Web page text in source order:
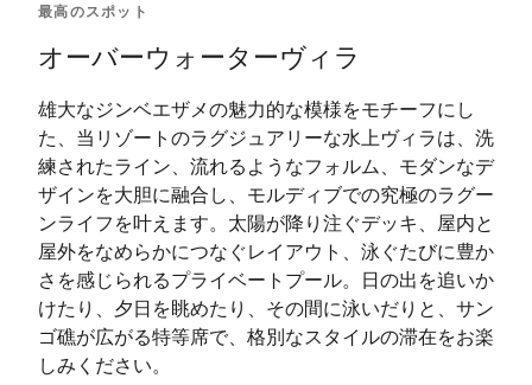
最高のスポット
オーバーウォーターヴィラ
雄大なジンベエザメの魅力的な模様をモチーフにし
た、当リゾートのラグジュアリーな水上ヴィラは、洗
練されたライン、流れるようなフォルム、モダンなデ
ザインを大胆に融合し、モルディブでの究極のラグー
ンライフを叶えます。太陽が降り注ぐデッキ、屋内と
屋外をなめらかにつなぐレイアウト、泳ぐたびに豊か
さを感じられるプライベートプール。日の出を追いか
けたり、夕日を眺めたり、その間に泳いだりと、サン
ゴ礁が広がる特等席で、格別なスタイルの滞在をお楽
しみください。